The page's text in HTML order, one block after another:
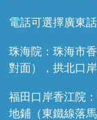
電話可選擇廣東
珠海院：珠海市
對面），拱北口
福田口岸香江院
地鋪（東鐵線落